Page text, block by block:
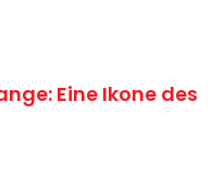
Eine Ikone des